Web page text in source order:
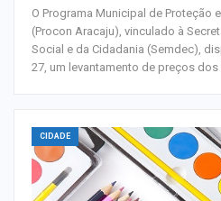
O Programa Municipal de Proteção
(Procon Aracaju), vinculado à
Social e da Cidadania (Semdec),
27, um levantamento de preços dos
CIDADE